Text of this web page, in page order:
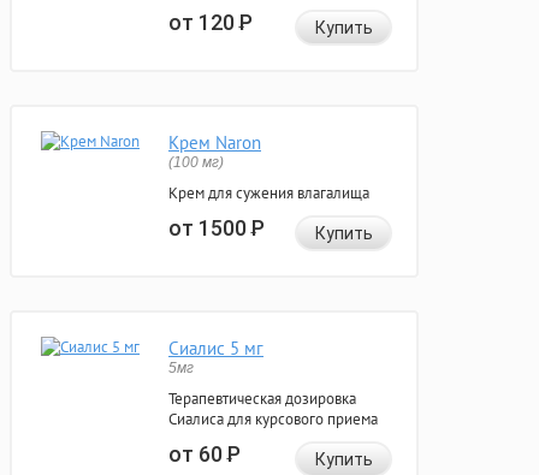
от 120Р Купить
Крем Naron
(100 мг)
Крем для сужения влагалища
от 1500Р Купить
Сиалис 5 мг
5мг
Терапевтическая дозировка
Сиалиса для курсового приема
от 60Р Купить